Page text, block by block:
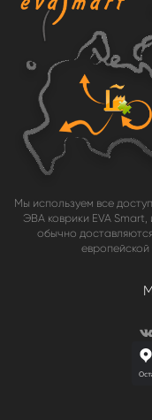
Мы используем все
ЭВА коврики EVA
обычно